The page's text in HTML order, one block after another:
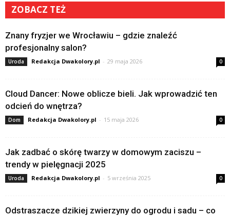
ZOBACZ TEŻ
Znany fryzjer we Wrocławiu – gdzie znaleźć
profesjonalny salon?
Uroda Redakcja Dwakolory.pl - 29 maja 2026 0
Cloud Dancer: Nowe oblicze bieli. Jak wprowadzić ten
odcień do wnętrza?
Dom Redakcja Dwakolory.pl - 15 maja 2026 0
Jak zadbać o skórę twarzy w domowym zaciszu –
trendy w pielęgnacji 2025
Uroda Redakcja Dwakolory.pl - 5 września 2025 0
Odstraszacze dzikiej zwierzyny do ogrodu i sadu – co